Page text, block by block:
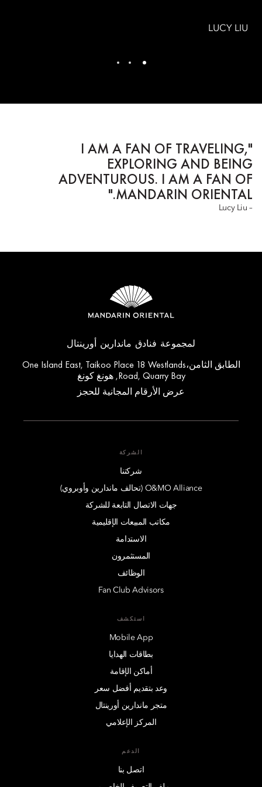
LUCY LIU
"I AM A FAN OF TRAVELING,
EXPLORING AND BEING
ADVENTUROUS. I AM A FAN OF
MANDARIN ORIENTAL."
– Lucy Liu
لمجموعة فنادق ماندارين أورينتال
الطابق الثامن،One Island East, Taikoo Place 18 Westlands
Road, Quarry Bay, هونغ كونغ
عرض الأرقام المجانية للحجز
الشركة
شركتنا
O&MO Alliance (تحالف ماندارين وأوبروي)
جهات الاتصال التابعة للشركة
مكاتب المبيعات الإقليمية
الاستدامة
المستثمرون
الوظائف
Fan Club Advisors
استكشف
Mobile App
بطاقات الهدايا
أماكن الإقامة
وعد بتقديم أفضل سعر
متجر ماندارين أورينتال
المركز الإعلامي
الدعم
اتصل بنا